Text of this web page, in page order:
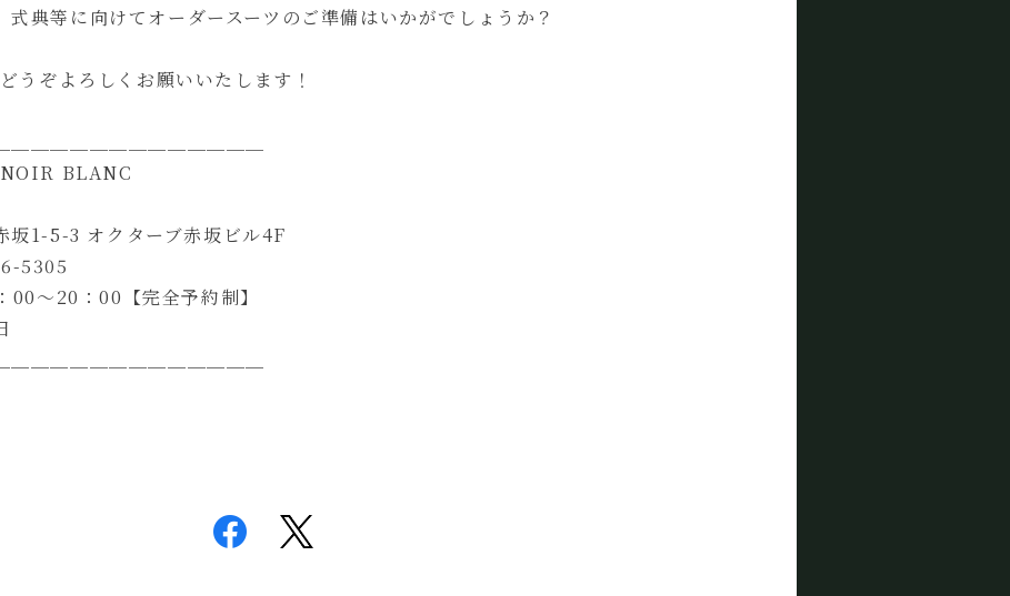
式典等に向けてオーダースーツのご準備はいかがでしょうか？
うぞよろしくお願いいたします！
BLANC
坂1-5-3 オクターブ赤坂ビル4F
5305
00～20：00【完全予約制】